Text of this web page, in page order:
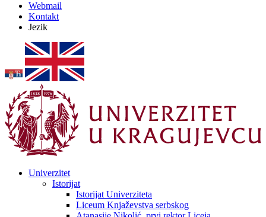
Webmail
Kontakt
Jezik
Univerzitet
Istorijat
Istorijat Univerziteta
Liceum Knjaževstva serbskog